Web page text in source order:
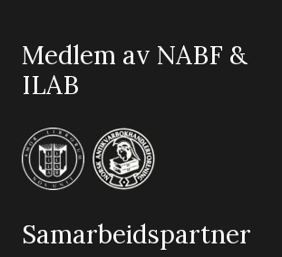
Medlem av NABF &
ILAB
Samarbeidspartner